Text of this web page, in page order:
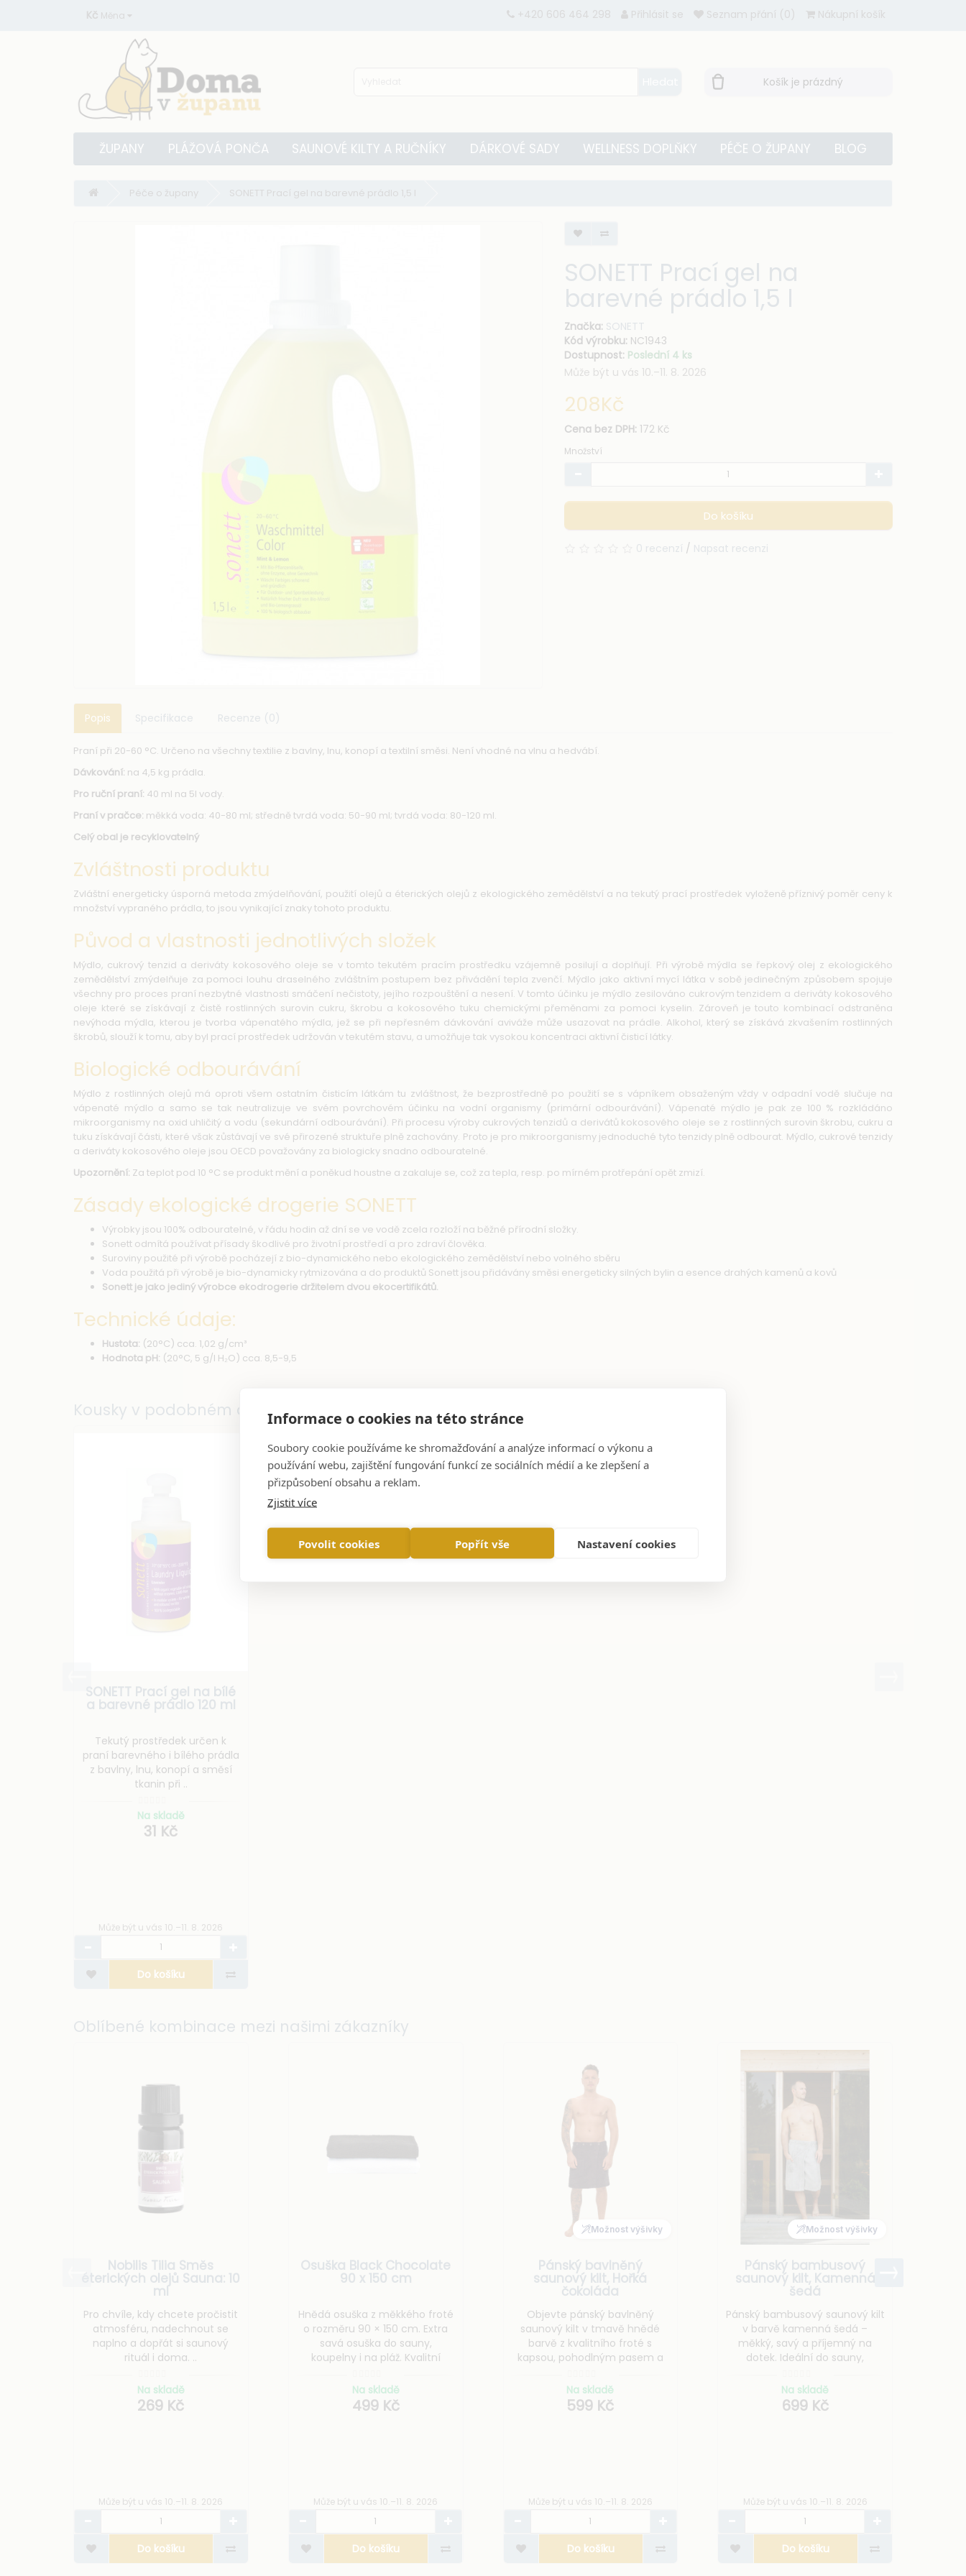
Informace o cookies na této stránce
Soubory cookie používáme ke shromažďování a analýze informací o výkonu a
používání webu, zajištění fungování funkcí ze sociálních médií a ke zlepšení a
přizpůsobení obsahu a reklam.
Zjistit více
Povolit cookies Popřít vše Nastavení cookies
Kč Měna +420 606 464 298 Přihlásit se Seznam přání (0) Nákupní košík
Košík je prázdný
ŽUPANY PLÁŽOVÁ PONČA SAUNOVÉ KILTY A RUČNÍKY DÁRKOVÉ SADY WELLNESS DOPLŇKY PÉČE O ŽUPANY BLOG
Péče o župany SONETT Prací gel na barevné prádlo 1,5 l
SONETT Prací gel na
barevné prádlo 1,5 l
Značka: SONETT
Kód výrobku: NC1943
Dostupnost: Poslední 4 ks
Může být u vás 10.–11. 8. 2026
208Kč
Cena bez DPH: 172 Kč
Množství
Do košíku
0 recenzí / Napsat recenzi
Popis Specifikace Recenze (0)
Praní při 20-60 °C. Určeno na všechny textilie z bavlny, lnu, konopí a textilní směsi. Není vhodné na vlnu a hedvábí.
Dávkování: na 4,5 kg prádla.
Pro ruční praní: 40 ml na 5l vody.
Praní v pračce: měkká voda: 40-80 ml; středně tvrdá voda: 50-90 ml; tvrdá voda: 80-120 ml.
Celý obal je recyklovatelný
Zvláštnosti produktu
Zvláštní energeticky úsporná metoda zmýdelňování, použití olejů a éterických olejů z ekologického zemědělství a na tekutý prací prostředek vyloženě příznivý poměr ceny k
množství vypraného prádla, to jsou vynikající znaky tohoto produktu.
Původ a vlastnosti jednotlivých složek
Mýdlo, cukrový tenzid a deriváty kokosového oleje se v tomto tekutém pracím prostředku vzájemně posilují a doplňují. Při výrobě mýdla se řepkový olej z ekologického
zemědělství zmýdelňuje za pomoci louhu draselného zvláštním postupem bez přivádění tepla zvenčí. Mýdlo jako aktivní mycí látka v sobě jedinečným způsobem spojuje
všechny pro proces praní nezbytné vlastnosti smáčení nečistoty, jejího rozpouštění a nesení. V tomto účinku je mýdlo zesilováno cukrovým tenzidem a deriváty kokosového
oleje které se získávají z čistě rostlinných surovin cukru, škrobu a kokosového tuku chemickými přeměnami za pomoci kyselin. Zároveň je touto kombinací odstraněna
nevýhoda mýdla, kterou je tvorba vápenatého mýdla, jež se při nepřesném dávkování aviváže může usazovat na prádle. Alkohol, který se získává zkvašením rostlinných
škrobů, slouží k tomu, aby byl prací prostředek udržován v tekutém stavu, a umožňuje tak vysokou koncentraci aktivní čisticí látky.
Biologické odbourávání
Mýdlo z rostlinných olejů má oproti všem ostatním čisticím látkám tu zvláštnost, že bezprostředně po použití se s vápníkem obsaženým vždy v odpadní vodě slučuje na
vápenaté mýdlo a samo se tak neutralizuje ve svém povrchovém účinku na vodní organismy (primární odbourávání). Vápenaté mýdlo je pak ze 100 % rozkládáno
mikroorganismy na oxid uhličitý a vodu (sekundární odbourávání). Při procesu výroby cukrových tenzidů a derivátů kokosového oleje se z rostlinných surovin škrobu, cukru a
tuku získávají části, které však zůstávají ve své přirozené struktuře plně zachovány. Proto je pro mikroorganismy jednoduché tyto tenzidy plně odbourat. Mýdlo, cukrové tenzidy
a deriváty kokosového oleje jsou OECD považovány za biologicky snadno odbouratelné.
Upozornění: Za teplot pod 10 °C se produkt mění a poněkud houstne a zakaluje se, což za tepla, resp. po mírném protřepání opět zmizí.
Zásady ekologické drogerie SONETT
Výrobky jsou 100% odbouratelné, v řádu hodin až dní se ve vodě zcela rozloží na běžné přírodní složky.
Sonett odmítá používat přísady škodlivé pro životní prostředí a pro zdraví člověka.
Suroviny použité při výrobě pocházejí z bio-dynamického nebo ekologického zemědělství nebo volného sběru
Voda použitá při výrobě je bio-dynamicky rytmizována a do produktů Sonett jsou přidávány směsi energeticky silných bylin a esence drahých kamenů a kovů
Sonett je jako jediný výrobce ekodrogerie držitelem dvou ekocertifikátů.
Technické údaje:
Hustota: (20°C) cca. 1,02 g/cm³
Hodnota pH: (20°C, 5 g/l H₂O) cca. 8,5-9,5
Kousky v podobném duchu
SONETT Prací gel na bílé
a barevné prádlo 120 ml
Tekutý prostředek určen k
praní barevného i bílého prádla
z bavlny, lnu, konopí a směsí
tkanin při ..
Na skladě
31 Kč
Může být u vás 10.–11. 8. 2026
Do košíku
Oblíbené kombinace mezi našimi zákazníky
Nobilis Tilia Směs
éterických olejů Sauna: 10
ml
Pro chvíle, kdy chcete pročistit
atmosféru, nadechnout se
naplno a dopřát si saunový
rituál i doma. ..
Na skladě
269 Kč
Může být u vás 10.–11. 8. 2026
Do košíku
Osuška Black Chocolate
90 x 150 cm
Hnědá osuška z měkkého froté
o rozměru 90 × 150 cm. Extra
savá osuška do sauny,
koupelny i na pláž. Kvalitní
Na skladě
499 Kč
Může být u vás 10.–11. 8. 2026
Do košíku
Možnost výšivky
Pánský bavlněný
saunový kilt, Hořká
čokoláda
Objevte pánský bavlněný
saunový kilt v tmavě hnědé
barvě z kvalitního froté s
kapsou, pohodlným pasem a
saunu i wellness.
Na skladě
599 Kč
Může být u vás 10.–11. 8. 2026
Do košíku
Možnost výšivky
Pánský bambusový
saunový kilt, Kamenná
šedá
Pánský bambusový saunový kilt
v barvě kamenná šedá –
měkký, savý a příjemný na
dotek. Ideální do sauny,
střih, praktické zapínání a
rychleschnoucí materiál.
Na skladě
699 Kč
Může být u vás 10.–11. 8. 2026
Do košíku